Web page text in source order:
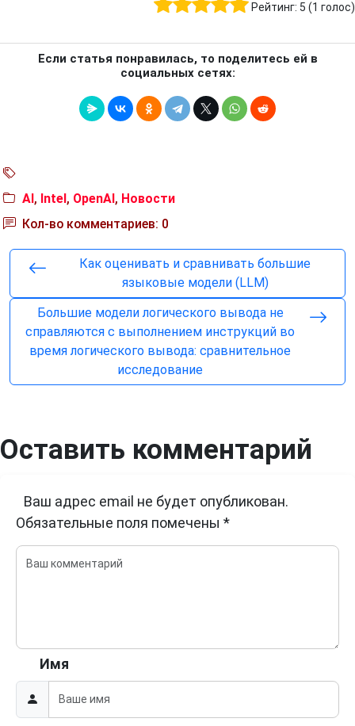
Рейтинг: 5 (1 голос)
Если статья понравилась, то поделитесь ей в
социальных сетях:
AI , Intel , OpenAI , Новости
Кол-во комментариев: 0
Как оценивать и сравнивать большие
языковые модели (LLM)
Большие модели логического вывода не
справляются с выполнением инструкций во
время логического вывода: сравнительное
исследование
Оставить комментарий
Ваш адрес email не будет опубликован.
Обязательные поля помечены *
Имя